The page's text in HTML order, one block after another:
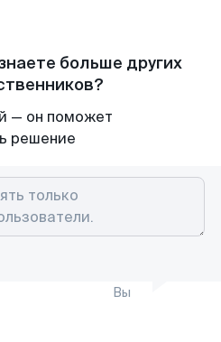
больше других
— он поможет
решение
Вы